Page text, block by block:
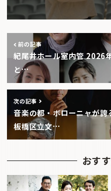
前の記事
紀尾井ホール室内管 2026
と…
次の記事
音楽の都・ボローニャが
板橋区立文…
おす